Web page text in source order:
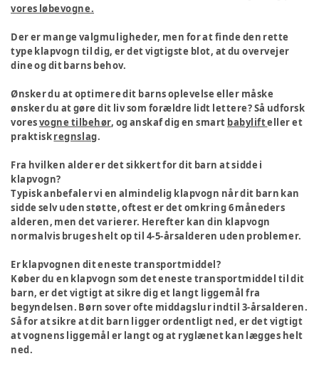
vores løbevogne.
Der er mange valgmuligheder, men for at finde den rette
type klapvogn til dig, er det vigtigste blot, at du overvejer
dine og dit barns behov.
Ønsker du at optimere dit barns oplevelse eller måske
ønsker du at gøre dit liv som forældre lidt lettere? Så udforsk
voresvogne tilbehør, og anskaf dig en smart babylifteller et
praktiskregnslag.
Fra hvilken alder er det sikkert for dit barn at sidde i
klapvogn?
Typisk anbefaler vi en almindelig klapvogn når dit barn kan
sidde selv uden støtte, oftest er det omkring 6 måneders
alderen, men det varierer. Herefter kan din klapvogn
normalvis bruges helt op til 4-5-årsalderen uden problemer.
Er klapvognen dit eneste transportmiddel?
Køber du en klapvogn som det eneste transportmiddel til dit
barn, er det vigtigt at sikre dig et langt liggemål fra
begyndelsen. Børn sover ofte middagslur indtil 3-årsalderen.
Så for at sikre at dit barn ligger ordentligt ned, er det vigtigt
at vognens liggemål er langt og at ryglænet kan lægges helt
ned.